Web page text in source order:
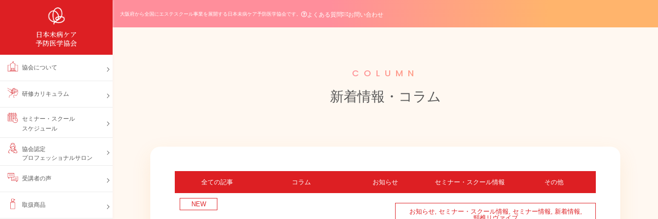
日本未病ケア
予防医学協会
協会について
研修カリキュラム
セミナー・スクール
スケジュール
協会認定
プロフェッショナルサロン
受講者の声
取扱商品
大阪府から全国にエステスクール事業を展開する日本未病ケア予防医学協会です。 よくある質問 お問い合わせ
COLUMN
新着情報・コラム
全ての記事 コラム お知らせ セミナー・スクール情報 その他
NEW
お知らせ, セミナー・スクール情報, セミナー情報, 新着情報,